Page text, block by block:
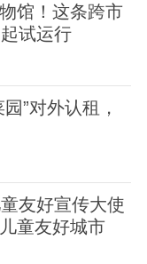
馆！这条跨市
试运行
”对外认租，
友好宣传大使
童友好城市